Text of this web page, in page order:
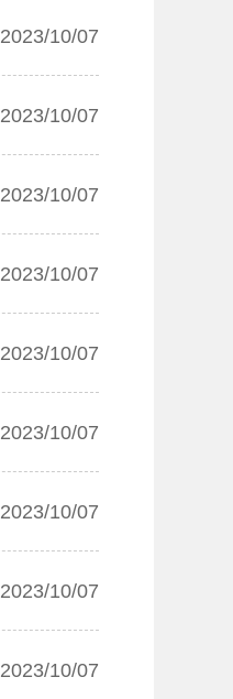
2023/10/07
2023/10/07
2023/10/07
2023/10/07
2023/10/07
2023/10/07
2023/10/07
2023/10/07
2023/10/07